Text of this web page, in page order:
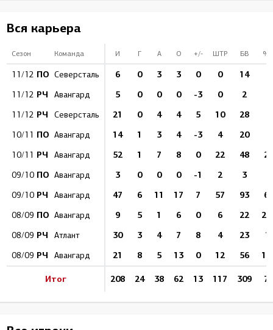
Вся карьера
Сезон Команда И Г А О +/- ШТР БВ
11/12 ПО Северсталь 6 0 3 3 0 0 14
11/12 РЧ Авангард 5 0 0 0 -3 0 2
11/12 РЧ Северсталь 21 0 4 4 5 10 28
10/11 ПО Авангард 14 1 3 4 -3 4 20
10/11 РЧ Авангард 52 1 7 8 0 22 48
09/10 ПО Авангард 3 0 0 0 -1 2 3
09/10 РЧ Авангард 47 6 11 17 7 57 93
08/09 ПО Авангард 9 5 1 6 0 6 22
08/09 РЧ Атлант 30 3 4 7 8 4 23
08/09 РЧ Авангард 21 8 5 13 0 12 56
Итог 208 24 38 62 13 117 309